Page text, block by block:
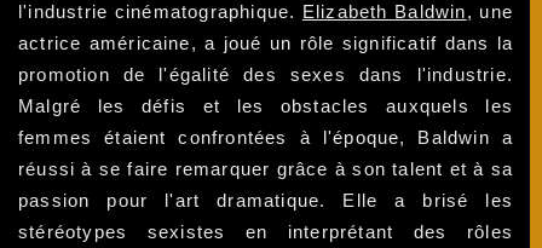
l'industrie cinématographique. Elizabeth Baldwin, une
actrice américaine, a joué un rôle significatif dans la
promotion de l'égalité des sexes dans l'industrie.
Malgré les défis et les obstacles auxquels les
femmes étaient confrontées à l'époque, Baldwin a
réussi à se faire remarquer grâce à son talent et à sa
passion pour l'art dramatique. Elle a brisé les
stéréotypes sexistes en interprétant des rôles